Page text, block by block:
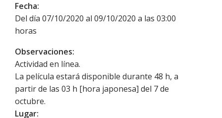
Fecha:
Del día 07/10/2020 al 09/10/2020 a las 03:00
horas
Observaciones:
Actividad en línea.
La película estará disponible durante 48 h, a
partir de las 03 h [hora japonesa] del 7 de
octubre.
Lugar: